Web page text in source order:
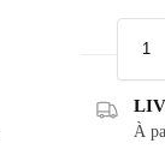
À